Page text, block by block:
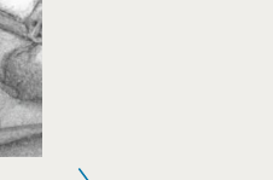
Weiter